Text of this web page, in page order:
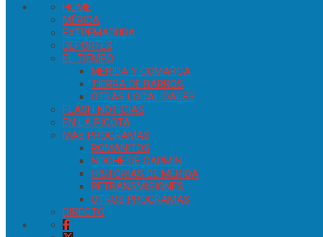
HOME
MÉRIDA
EXTREMADURA
DEPORTES
EL TIEMPO
MÉRIDA Y COMARCA
TIERRA DE BARROS
OTRAS LOCALIDADES
FLASH NOTICIAS
EN LA PICOTA
MÁS PROGRAMAS
ROMANITOS
NOCHE DE CARMÍN
HISTORIAS DE MÉRIDA
RETRANSMISIONES
OTROS PROGRAMAS
DIRECTO